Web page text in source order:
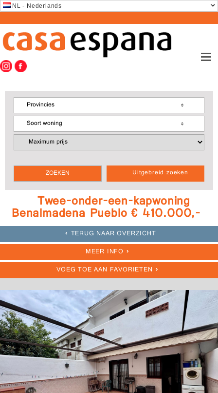
NL - Nederlands
Uitgebreid zoeken
Provincies
Soort woning
Twee-onder-een-kapwoning
Benalmadena Pueblo € 410.000,-
TERUG NAAR OVERZICHT
MEER INFO
VOEG TOE AAN FAVORIETEN